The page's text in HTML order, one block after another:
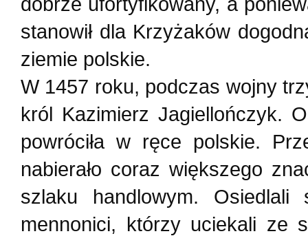
stanowił dla Krzyżaków
ziemie polskie.
W 1457 roku, podczas wojny
król Kazimierz Jagiellończyk.
powróciła w ręce polskie.
nabierało coraz większego
szlaku handlowym.
mennonici, którzy uciekali ze